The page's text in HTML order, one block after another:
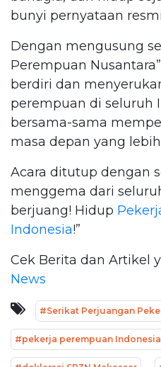
bunyi pernyataan
Dengan mengusung
Perempuan
berdiri dan
perempuan di seluruh
bersama-sama
masa depan yang
Acara ditutup dengan
menggema dari
berjuang! Hidup
Indonesia!”
Cek Berita dan Artikel
News
#Serikat Perjuangan
#pekerja perempuan Indonesia